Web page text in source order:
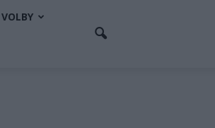
VOLBY